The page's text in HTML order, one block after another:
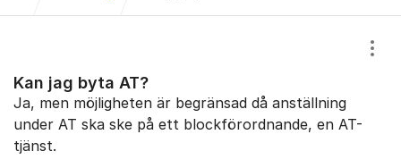
Kan jag byta AT?
Ja, men möjligheten är begränsad då anställning
under AT ska ske på ett blockförordnande, en AT-
tjänst.